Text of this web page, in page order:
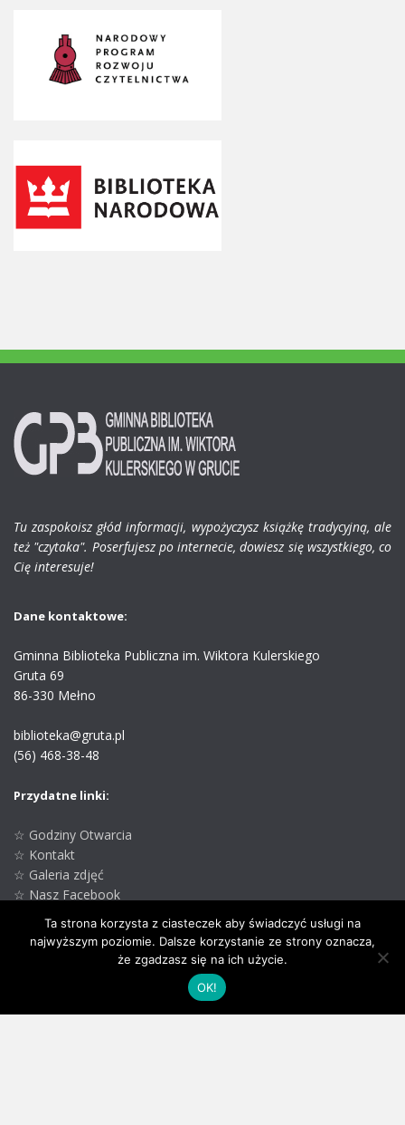
Tu zaspokoisz głód informacji, wypożyczysz książkę tradycyjną, ale
też "czytaka". Poserfujesz po internecie, dowiesz się wszystkiego, co
Cię interesuje!
Dane kontaktowe:
Gminna Biblioteka Publiczna im. Wiktora Kulerskiego
Gruta 69
86-330 Mełno
biblioteka@gruta.pl
(56) 468-38-48
Przydatne linki:
☆ Godziny Otwarcia
☆ Kontakt
☆ Galeria zdjęć
☆ Nasz Facebook
☆ GCK w Grucie
☆ Oficjalna strona
Gminy Gruta
Ta strona korzysta z ciasteczek aby świadczyć usługi na
najwyższym poziomie. Dalsze korzystanie ze strony oznacza,
że zgadzasz się na ich użycie.
OK!